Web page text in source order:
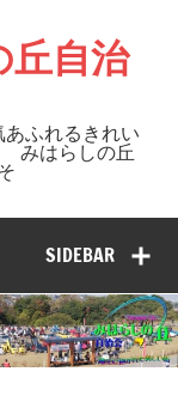
丘自治
あふれるきれい
みはらしの丘
SIDEBAR